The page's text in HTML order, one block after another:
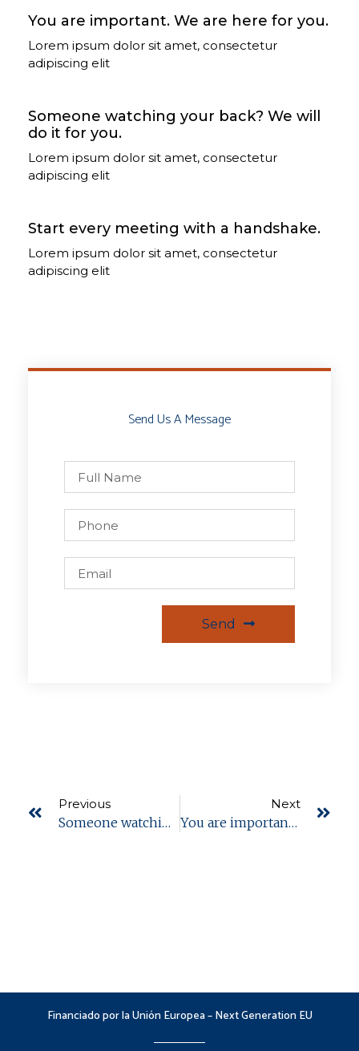
You are important. We are here for you.
Lorem ipsum dolor sit amet, consectetur
adipiscing elit
Someone watching your back? We will
do it for you.
Lorem ipsum dolor sit amet, consectetur
adipiscing elit
Start every meeting with a handshake.
Lorem ipsum dolor sit amet, consectetur
adipiscing elit
Send Us A Message
Send
Previous
Someone watching your back? We will do it for you.
Next
You are important. We are here for you.
Financiado por la Unión Europea – Next Generation EU